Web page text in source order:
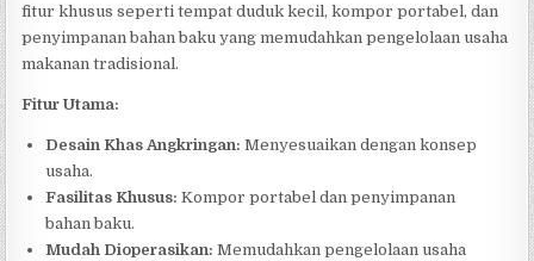
fitur khusus seperti tempat duduk kecil, kompor portabel, dan
penyimpanan bahan baku yang memudahkan pengelolaan usaha
makanan tradisional.
Fitur Utama:
Desain Khas Angkringan: Menyesuaikan dengan konsep
usaha.
Fasilitas Khusus: Kompor portabel dan penyimpanan
bahan baku.
Mudah Dioperasikan: Memudahkan pengelolaan usaha